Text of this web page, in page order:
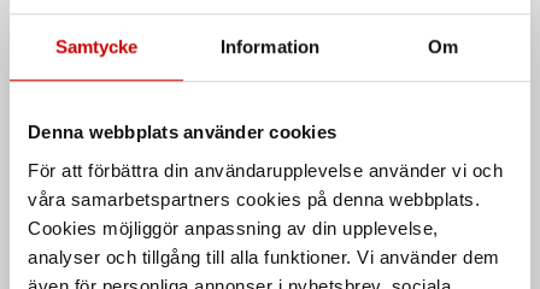
Samtycke Information Om
Denna webbplats använder cookies
För att förbättra din användarupplevelse använder vi och
våra samarbetspartners cookies på denna webbplats.
Cookies möjliggör anpassning av din upplevelse,
analyser och tillgång till alla funktioner. Vi använder dem
Leveransutförande
Teknisk data